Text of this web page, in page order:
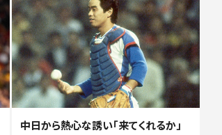
中日から熱心な誘い「来てくれるか」